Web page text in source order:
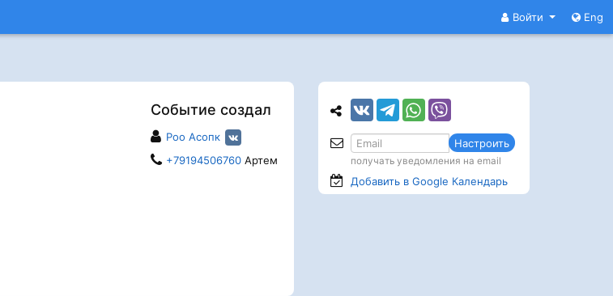
Войти Eng
Событие создал
Роо Асопк
+79194506760Артем
Настроить
получать уведомления на email
Добавить в Google Календарь